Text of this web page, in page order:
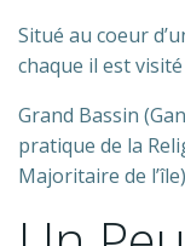
Situé au coeur
chaque il est
Grand Bassin
pratique de la
Majoritaire de